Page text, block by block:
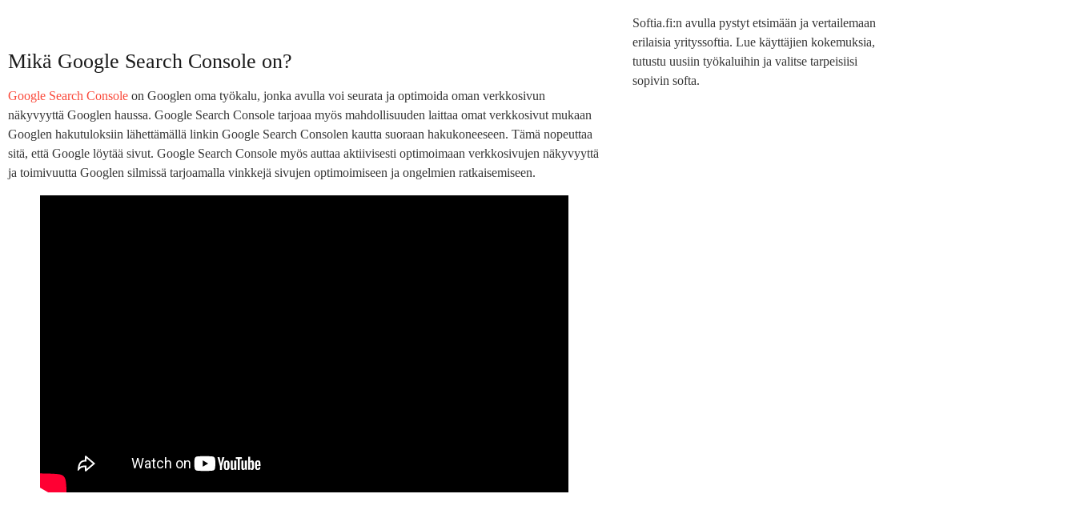
Mikä Google Search Console on?
Google Search Console on Googlen oma työkalu, jonka avulla voi seurata ja optimoida oman verkkosivun
näkyvyyttä Googlen haussa. Google Search Console tarjoaa myös mahdollisuuden laittaa omat verkkosivut mukaan
Googlen hakutuloksiin lähettämällä linkin Google Search Consolen kautta suoraan hakukoneeseen. Tämä nopeuttaa
sitä, että Google löytää sivut. Google Search Console myös auttaa aktiivisesti optimoimaan verkkosivujen näkyvyyttä
ja toimivuutta Googlen silmissä tarjoamalla vinkkejä sivujen optimoimiseen ja ongelmien ratkaisemiseen.
Softia.fi:n avulla pystyt etsimään ja vertailemaan
erilaisia yrityssoftia. Lue käyttäjien kokemuksia,
tutustu uusiin työkaluihin ja valitse tarpeisiisi
sopivin softa.